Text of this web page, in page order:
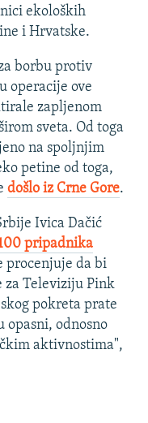
ekoloških
i Hrvatske.
borbu protiv
operacije ove
zapljenom
sveta. Od toga
na spoljnjim
petine od toga,
došlo iz Crne Gore.
Ivica Dačić
pripadnika
procenjuje da bi
za Televiziju Pink
pokreta prate
opasni, odnosno
aktivnostima",